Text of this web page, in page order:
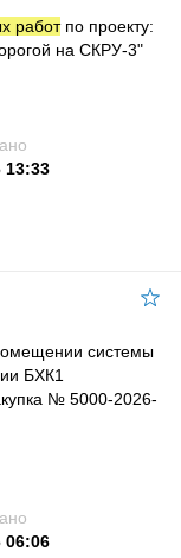
работпо проекту:
на СКРУ-3"
13:33
системы
БХК1
№ 5000-2026-
06:06